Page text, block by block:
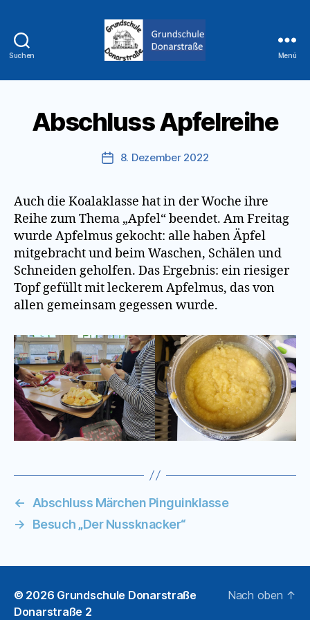
Suchen
Donarstraße
Menü
Abschluss Apfelreihe
Veröffentlichungsdatum
8. Dezember 2022
Auch die Koalaklasse hat in der Woche ihre
Reihe zum Thema „Apfel“ beendet. Am Freitag
wurde Apfelmus gekocht: alle haben Äpfel
mitgebracht und beim Waschen, Schälen und
Schneiden geholfen. Das Ergebnis: ein riesiger
Topf gefüllt mit leckerem Apfelmus, das von
allen gemeinsam gegessen wurde.
←
Abschluss Märchen Pinguinklasse
→
Besuch „Der Nussknacker“
© 2026 Grundschule Donarstraße
Donarstraße 2
Nach oben ↑